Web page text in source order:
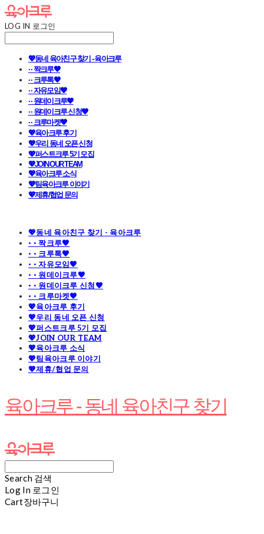
LOG IN 로그인
💖동네 육아친구 찾기 - 육아크루
· · 짝크루🧡
· · 크루톡🧡
· · 자유모임🧡
· · 원데이크루🧡
· · 원데이크루 신청🧡
· · 크루마켓🧡
💖육아크루 후기
💖우리 동네 오픈 신청
💖퍼스트크루 5기 모집
💖JOIN OUR TEAM
💖육아크루 소식
💖팀육아크루 이야기
💖제휴/협업 문의
💖동네 육아친구 찾기 - 육아크루
· · 짝크루🧡
· · 크루톡🧡
· · 자유모임🧡
· · 원데이크루🧡
· · 원데이크루 신청🧡
· · 크루마켓🧡
💖육아크루 후기
💖우리 동네 오픈 신청
💖퍼스트크루 5기 모집
💖JOIN OUR TEAM
💖육아크루 소식
💖팀육아크루 이야기
💖제휴/협업 문의
육아크루 - 동네 육아친구 찾기
Search 검색
Log In 로그인
Cart장바구니